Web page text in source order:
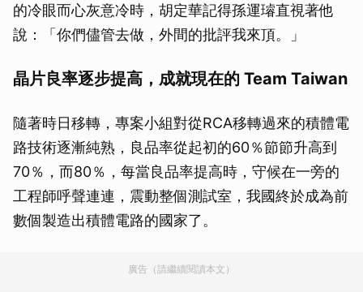
的冷眼而心灰意冷時，胡定華記得孫運璿直視著他
說：「你們儘管去做，外間的批評我來頂。」
晶片良率逐步提高，成就現在的 Team Taiwan
隨著時日移轉，專案小組對從RCA移轉過來的積體電
路技術逐漸純熟，良品率從起初的60％節節升高到
70％，而80％，每當良品率提高時，守候在一旁的
工程師呼聲連連，震動整個測試室，我國終於成為前
數個製造出積體電路的國家了。
廣告（請繼續閱讀本文）